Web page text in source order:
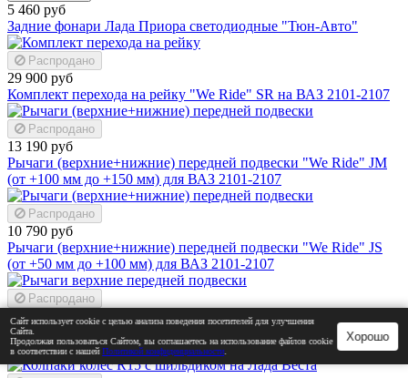
5 460 руб
Задние фонари Лада Приора светодиодные "Тюн-Авто"
Распродано
29 900 руб
Комплект перехода на рейку "We Ride" SR на ВАЗ 2101-2107
Распродано
13 190 руб
Рычаги (верхние+нижние) передней подвески "We Ride" JM
(от +100 мм до +150 мм) для ВАЗ 2101-2107
Распродано
10 790 руб
Рычаги (верхние+нижние) передней подвески "We Ride" JS
(от +50 мм до +100 мм) для ВАЗ 2101-2107
Распродано
5 880 руб
Рычаги верхние передней подвески "We Ride" JL
Красноярский выворот на ВАЗ 2101-2107
Сайт использует cookie с целью анализа поведения посетителей для улучшения
Сайта.
Продолжая пользоваться Сайтом, вы соглашаетесь на использование файлов cookie
в соответствии с нашейПолитикой конфиденциальности.
Хорошо